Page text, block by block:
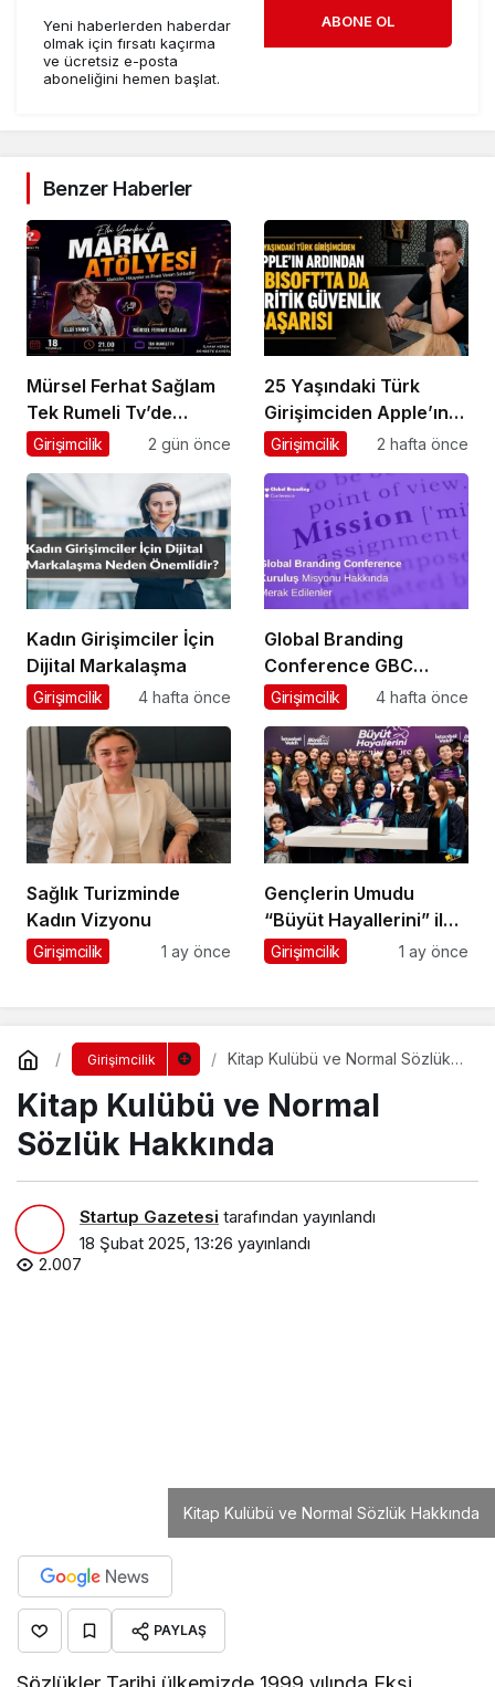
Yeni haberlerden haberdar
olmak için fırsatı kaçırma
ve ücretsiz e-posta
aboneliğini hemen başlat.
ABONE OL
Benzer Haberler
Mürsel Ferhat Sağlam
Tek Rumeli Tv’de
Marka Atölyesi
Oldu
Girişimcilik 2 gün önce
25 Yaşındaki Türk
Girişimciden Apple’ın
Ardından Ubisoft
Girişimcilik 2 hafta önce
Kadın Girişimciler İçin
Dijital Markalaşma
Girişimcilik 4 hafta önce
Global Branding
Conference GBC
Misyonu Hakkında
Girişimcilik 4 hafta önce
Sağlık Turizminde
Kadın Vizyonu
Girişimcilik 1 ay önce
Gençlerin Umudu
“Büyüt Hayallerini” ile
267 Genç Daha
Girişimcilik 1 ay önce
Girişimcilik
Kitap Kulübü ve Normal Sözlük
Kitap Kulübü ve Normal
Sözlük Hakkında
Startup Gazetesi tarafından yayınlandı
18 Şubat 2025, 13:26 yayınlandı
2.007
Kitap Kulübü ve Normal Sözlük Hakkında
PAYLAŞ